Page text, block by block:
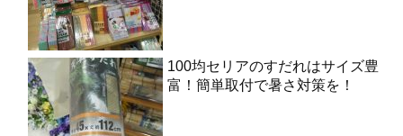
100均セリアのすだれはサイズ豊
富！簡単取付で暑さ対策を！